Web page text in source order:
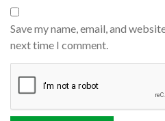
Save my name, email, and
next time I comment.